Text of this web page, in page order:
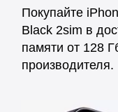
Покупайте
Black 2sim в
памяти от 128
производителя.